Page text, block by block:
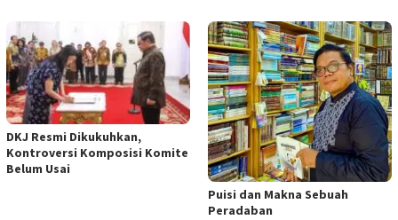
DKJ Resmi Dikukuhkan,
Kontroversi Komposisi Komite
Belum Usai
Puisi dan Makna Sebuah
Peradaban